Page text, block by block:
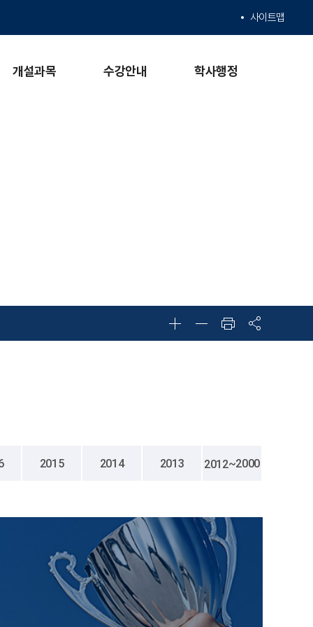
사이트맵
개설과목 수강안내 학사행정
2015 2014 2013 2012~2000